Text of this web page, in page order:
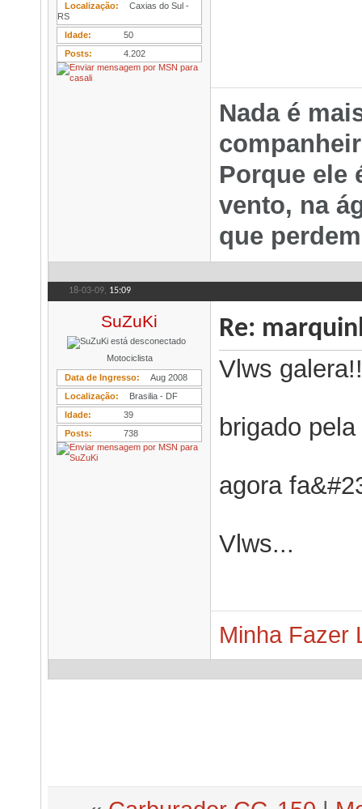
Localização
Caxias do Sul -
RS
Idade
50
Posts
4.202
Nada é
Porque ele
vento, na
que
18-03-09, 15:09
SuZuKi
Motociclista
Data de Ingresso
Aug 2008
Localização
Brasilia - DF
Idade
39
Posts
738
Re:
Vlws
brigado
agora
Vlws...
Minha Fazer